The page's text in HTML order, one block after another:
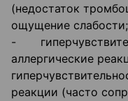
(недостаток
ощущение слабости;
-
аллергические
реакции (часто